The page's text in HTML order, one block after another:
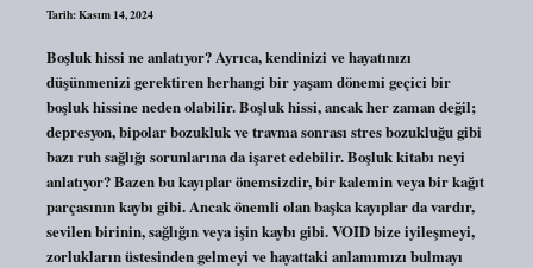
Tarih: Kasım 14, 2024
Boşluk hissi ne anlatıyor? Ayrıca, kendinizi ve hayatınızı
düşünmenizi gerektiren herhangi bir yaşam dönemi geçici bir
boşluk hissine neden olabilir. Boşluk hissi, ancak her zaman değil;
depresyon, bipolar bozukluk ve travma sonrası stres bozukluğu gibi
bazı ruh sağlığı sorunlarına da işaret edebilir. Boşluk kitabı neyi
anlatıyor? Bazen bu kayıplar önemsizdir, bir kalemin veya bir kağıt
parçasının kaybı gibi. Ancak önemli olan başka kayıplar da vardır,
sevilen birinin, sağlığın veya işin kaybı gibi. VOID bize iyileşmeyi,
zorlukların üstesinden gelmeyi ve hayattaki anlamımızı bulmayı